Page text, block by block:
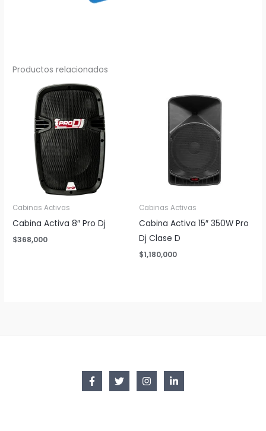
Productos relacionados
Cabinas Activas
Cabina Activa 8″ Pro Dj
$368,000
Cabinas Activas
Cabina Activa 15″ 350W Pro
Dj Clase D
$1,180,000